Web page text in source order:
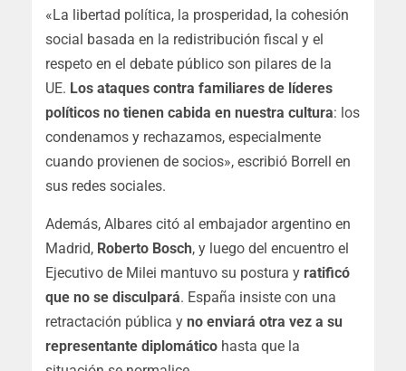
«La libertad política, la prosperidad, la cohesión
social basada en la redistribución fiscal y el
respeto en el debate público son pilares de la
UE. Los ataques contra familiares de líderes
políticos no tienen cabida en nuestra cultura: los
condenamos y rechazamos, especialmente
cuando provienen de socios», escribió Borrell en
sus redes sociales.
Además, Albares citó al embajador argentino en
Madrid, Roberto Bosch, y luego del encuentro el
Ejecutivo de Milei mantuvo su postura y ratificó
que no se disculpará. España insiste con una
retractación pública y no enviará otra vez a su
representante diplomático hasta que la